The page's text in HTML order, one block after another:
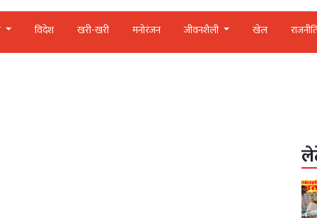
विदेश खरी-खरी मनोरंजन जीवनशैली खेल